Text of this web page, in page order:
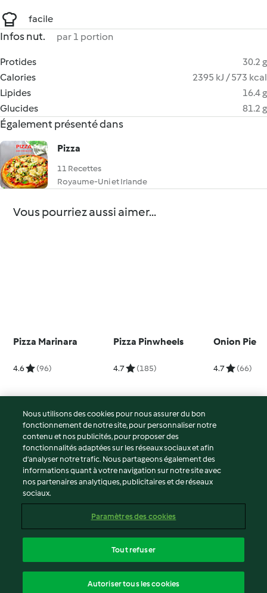
facile
Infos nut. par 1 portion
Protides
30.2 g
Calories
2395 kJ / 573 kcal
Lipides
16.4 g
Glucides
81.2 g
Également présenté dans
Pizza
11 Recettes
Royaume-Uni et Irlande
Vous pourriez aussi aimer...
Pizza Marinara
4.6 (96)
Pizza Pinwheels
4.7 (185)
Onion Pie
4.7 (66)
© Copyright 2026
Conditions d'utilisation
Politique de confidentialité
Non-responsabilité
Mentions légales
Contenu du rapport
Déclaration d'accessibilité
Nous utilisons des cookies pour nous assurer du bon
fonctionnement de notre site, pour personnaliser notre
contenu et nos publicités, pour proposer des
fonctionnalités adaptées sur les réseaux sociaux et afin
d’analyser notre trafic. Nous partageons également des
informations quant à votre navigation sur notre site avec
nos partenaires analytiques, publicitaires et de réseaux
sociaux.
Paramètres des cookies
Tout refuser
Autoriser tous les cookies